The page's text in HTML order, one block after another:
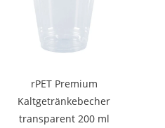
rPET Premium
Kaltgetränkebecher
transparent 200 ml